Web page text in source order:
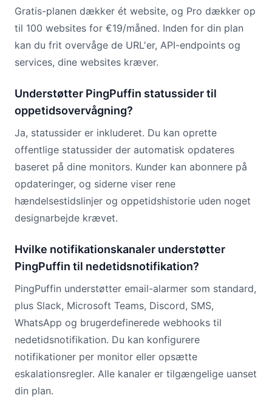
Gratis-planen dækker ét website, og Pro dækker op
til 100 websites for €19/måned. Inden for din plan
kan du frit overvåge de URL'er, API-endpoints og
services, dine websites kræver.
Understøtter PingPuffin statussider til
oppetidsovervågning?
Ja, statussider er inkluderet. Du kan oprette
offentlige statussider der automatisk opdateres
baseret på dine monitors. Kunder kan abonnere på
opdateringer, og siderne viser rene
hændelsestidslinjer og oppetidshistorie uden noget
designarbejde krævet.
Hvilke notifikationskanaler understøtter
PingPuffin til nedetidsnotifikation?
PingPuffin understøtter email-alarmer som standard,
plus Slack, Microsoft Teams, Discord, SMS,
WhatsApp og brugerdefinerede webhooks til
nedetidsnotifikation. Du kan konfigurere
notifikationer per monitor eller opsætte
eskalationsregler. Alle kanaler er tilgængelige uanset
din plan.